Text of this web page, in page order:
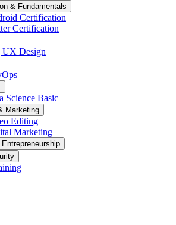
& Fundamentals
Certification
Certification
UX Design
Science Basic
Marketing
Editing
Marketing